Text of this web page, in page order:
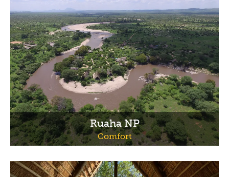
Ruaha NP
Comfort
Previous Next